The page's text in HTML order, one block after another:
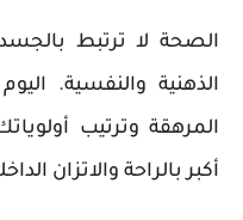
الصحة لا ترتبط
الذهنية والنفسية.
المرهقة وترتيب
أكبر بالراحة والاتزان